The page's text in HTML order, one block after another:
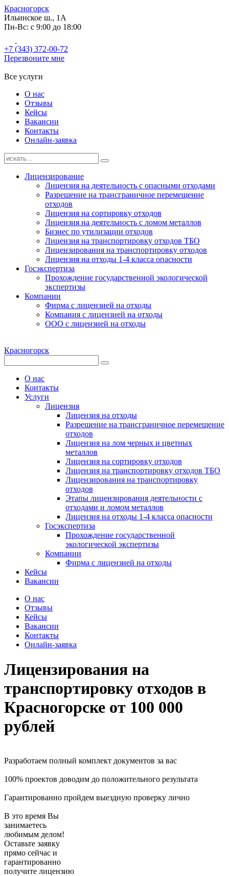
Красногорск
Ильинское ш., 1А
Пн-Вс: с 9:00 до 18:00
+7 (343) 372-00-72
Перезвоните мне
Все услуги
О нас
Отзывы
Кейсы
Вакансии
Контакты
Онлайн-заявка
Лицензирование
Лицензия на деятельность с опасными отходами
Разрешение на трансграничное перемещение
отходов
Лицензия на сортировку отходов
Лицензия на деятельность с ломом металлов
Бизнес по утилизации отходов
Лицензия на транспортировку отходов ТБО
Лицензирования на транспортировку отходов
Лицензия на отходы 1-4 класса опасности
Госэкспертиза
Прохождение государственной экологической
экспертизы
Компании
Фирма с лицензией на отходы
Компания с лицензией на отходы
ООО с лицензией на отходы
Красногорск
О нас
Контакты
Услуги
Лицензия
Лицензия на отходы
Разрешение на трансграничное перемещение
отходов
Лицензия на лом черных и цветных
металлов
Лицензия на сортировку отходов
Лицензия на транспортировку отходов ТБО
Лицензирования на транспортировку
отходов
Этапы лицензирования деятельности с
отходами и ломом металлов
Лицензия на отходы 1-4 класса опасности
Госэкспертиза
Прохождение государственной
экологической экспертизы
Компании
Фирма с лицензией на отходы
Кейсы
Вакансии
О нас
Отзывы
Кейсы
Вакансии
Контакты
Онлайн-заявка
Лицензирования на
транспортировку отходов в
Красногорске от 100 000
рублей
Разработаем полный комплект документов за вас
100% проектов доводим до положительного результата
Гарантированно пройдем выездную проверку лично
В это время Вы
занимаетесь
любимым делом!
Оставьте заявку
прямо сейчас и
гарантированно
получите лицензию